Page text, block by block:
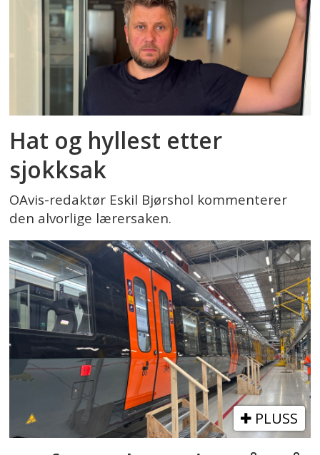
Hat og hyllest etter
sjokksak
OAvis-redaktør Eskil Bjørshol kommenterer
den alvorlige lærersaken.
PLUSS